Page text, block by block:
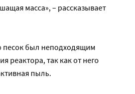
масса», – рассказывает
песок был неподходящим
реактора, так как от него
пыль.